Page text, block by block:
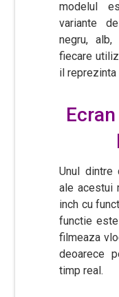
modelul
variante
negru,
fiecare
il reprezinta
Unul dintre
ale acestui
inch cu
functie
filmeaza
deoarece
timp real.